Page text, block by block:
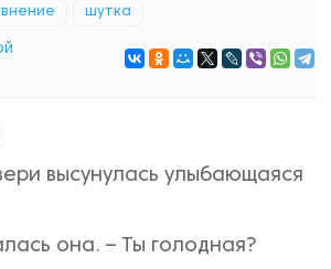
шутка
высунулась улыбающаяся
она. – Ты голодная?